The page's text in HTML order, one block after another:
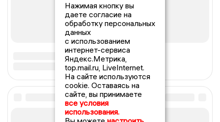
Нажимая кнопку вы
даете согласие на
обработку персональных
данных
с использованием
интернет-сервиса
Яндекс.Метрика,
top.mail.ru, LiveInternet.
На сайте используются
cookie. Оставаясь на
сайте, вы принимаете
все условия
использования.